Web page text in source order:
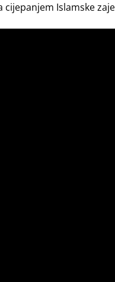
cijepanjem Islamske